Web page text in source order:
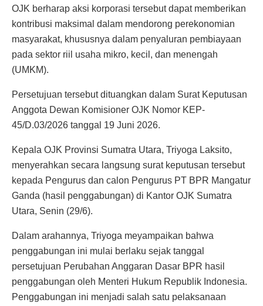
OJK berharap aksi korporasi tersebut dapat memberikan
kontribusi maksimal dalam mendorong perekonomian
masyarakat, khususnya dalam penyaluran pembiayaan
pada sektor riil usaha mikro, kecil, dan menengah
(UMKM).
Persetujuan tersebut dituangkan dalam Surat Keputusan
Anggota Dewan Komisioner OJK Nomor KEP-
45/D.03/2026 tanggal 19 Juni 2026.
Kepala OJK Provinsi Sumatra Utara, Triyoga Laksito,
menyerahkan secara langsung surat keputusan tersebut
kepada Pengurus dan calon Pengurus PT BPR Mangatur
Ganda (hasil penggabungan) di Kantor OJK Sumatra
Utara, Senin (29/6).
Dalam arahannya, Triyoga meyampaikan bahwa
penggabungan ini mulai berlaku sejak tanggal
persetujuan Perubahan Anggaran Dasar BPR hasil
penggabungan oleh Menteri Hukum Republik Indonesia.
Penggabungan ini menjadi salah satu pelaksanaan